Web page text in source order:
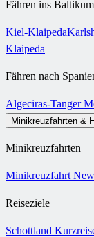
Fähren ins Baltikum
Kiel-Klaipeda
Klaipeda
Fähren nach
Algeciras-Tanger
Minikreuzfahrten &
Minikreuzfahrten
Minikreuzfahrt
Reiseziele
Schottland